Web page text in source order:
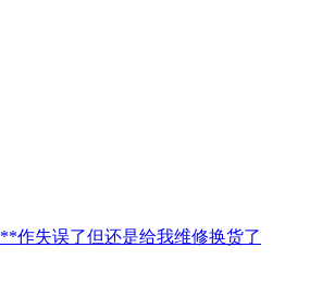
作失误了但还是给我维修换货了